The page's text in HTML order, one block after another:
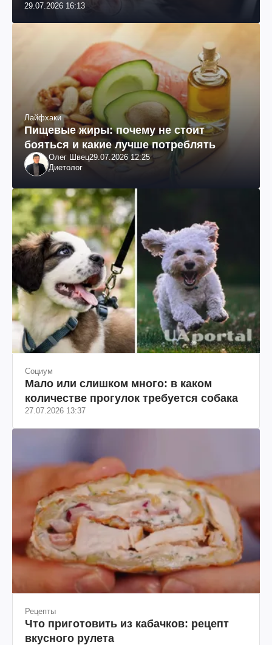
29.07.2026 16:13
Лайфхаки
Пищевые жиры: почему не стоит
бояться и какие лучше потреблять
Олег Швец29.07.2026 12:25
Диетолог
Социум
Мало или слишком много: в каком
количестве прогулок требуется собака
27.07.2026 13:37
Рецепты
Что приготовить из кабачков: рецепт
вкусного рулета